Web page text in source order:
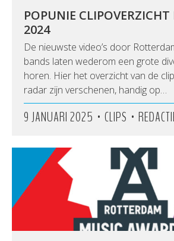
POPUNIE CLIPOVERZICHT
2024
De nieuwste video’s door
bands laten wederom een grote
horen. Hier het overzicht van de
radar zijn verschenen, handig op…
9 JANUARI 2025 • CLIPS •